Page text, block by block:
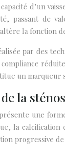
d’un
passant de
la fonction
par des
un
la
une
la
progressive